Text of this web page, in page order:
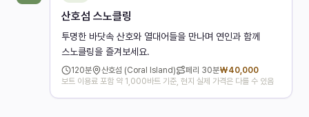
산호섬 스노클링
투명한 바닷속 산호와 열대어들을 만나며 연인과 함께
스노클링을 즐겨보세요.
120분 산호섬 (Coral Island) 페리 30분₩40,000
보트 이용료 포함 약 1,000바트 기준, 현지 실제 가격은 다를 수 있음